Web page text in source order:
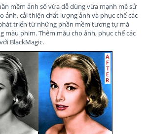
mềm ảnh số vừa dễ dùng vừa mạnh mẽ sử
ảnh, cải thiện chất lượng ảnh và phục chế các
triển từ những phần mềm tương tự mà
màu phim. Thêm màu cho ảnh, phục chế các
BlackMagic.